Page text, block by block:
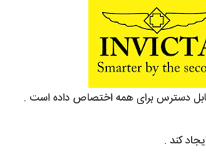
دسترس برای همه اختصاص داده است .
کند .